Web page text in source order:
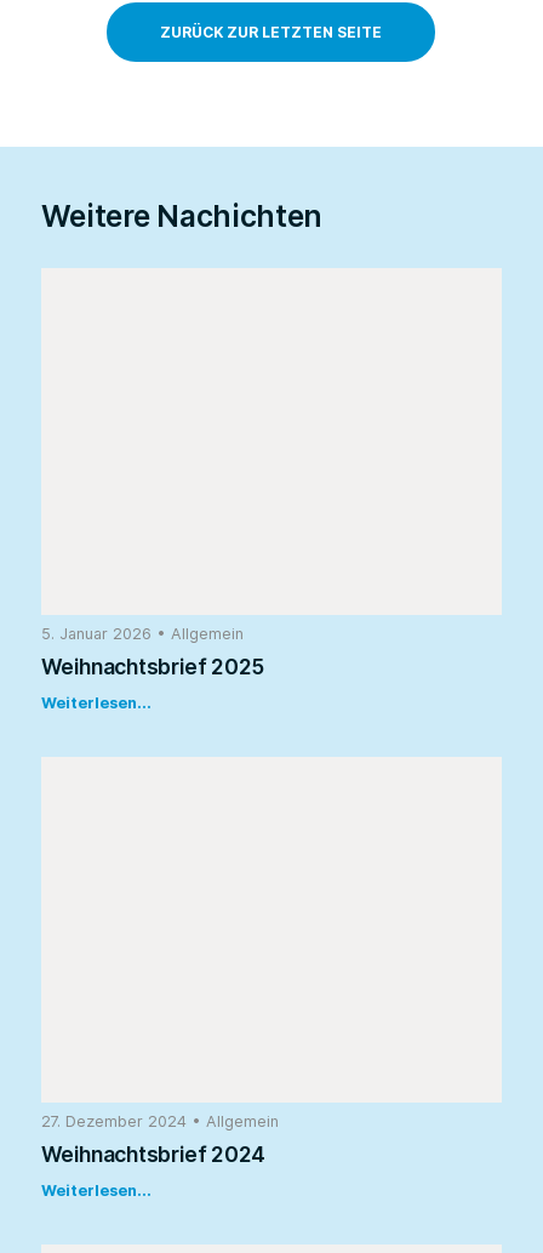
ZURÜCK ZUR LETZTEN SEITE
Weitere Nachichten
5. Januar 2026 • Allgemein
Weihnachtsbrief 2025
Weiterlesen...
27. Dezember 2024 • Allgemein
Weihnachtsbrief 2024
Weiterlesen...